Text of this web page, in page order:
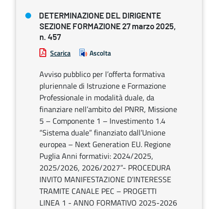
DETERMINAZIONE DEL DIRIGENTE
SEZIONE FORMAZIONE 27 marzo 2025,
n. 457
Scarica Ascolta
Avviso pubblico per l’offerta formativa
pluriennale di Istruzione e Formazione
Professionale in modalità duale, da
finanziare nell’ambito del PNRR, Missione
5 – Componente 1 – Investimento 1.4
“Sistema duale” finanziato dall’Unione
europea – Next Generation EU. Regione
Puglia Anni formativi: 2024/2025,
2025/2026, 2026/2027”- PROCEDURA
INVITO MANIFESTAZIONE D’INTERESSE
TRAMITE CANALE PEC – PROGETTI
LINEA 1 - ANNO FORMATIVO 2025-2026